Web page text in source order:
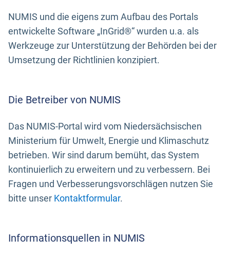
NUMIS und die eigens zum Aufbau des Portals
entwickelte Software „InGrid®“ wurden u.a. als
Werkzeuge zur Unterstützung der Behörden bei der
Umsetzung der Richtlinien konzipiert.
Die Betreiber von NUMIS
Das NUMIS-Portal wird vom Niedersächsischen
Ministerium für Umwelt, Energie und Klimaschutz
betrieben. Wir sind darum bemüht, das System
kontinuierlich zu erweitern und zu verbessern. Bei
Fragen und Verbesserungsvorschlägen nutzen Sie
bitte unser Kontaktformular.
Informationsquellen in NUMIS